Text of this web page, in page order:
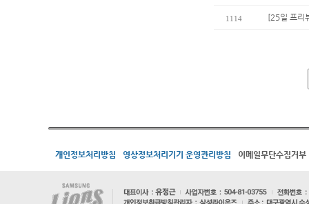
1114 [25일 프리
개인정보처리방침 영상정보처리기기 운영관리방침 이메일무단수집거부